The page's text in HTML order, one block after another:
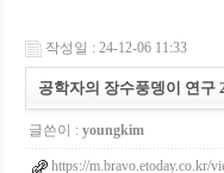
작성일 : 24-12-06 11:33
공학자의 장수풍뎅이 연구
글쓴이 : youngkim
https://m.bravo.etoday.co.kr/